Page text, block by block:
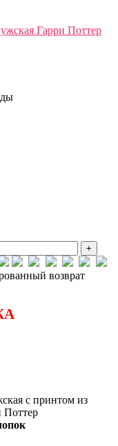
+
возврат
с принтом из
Поттер